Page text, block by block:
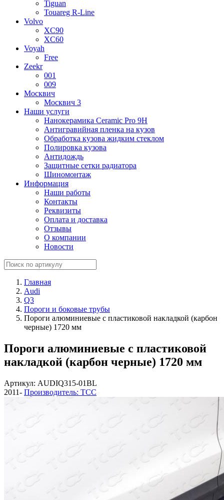
Tiguan
Touareg R-Line
Volvo
XC90
XC60
Voyah
Free
Zeekr
001
009
Москвич
Москвич 3
Наши услуги
Нанокерамика Ceramic Pro 9H
Антигравийная пленка на кузов
Обработка кузова жидким стеклом
Полировка кузова
Антидождь
Защитные сетки радиатора
Шиномонтаж
Информация
Наши работы
Контакты
Реквизиты
Оплата и доставка
Отзывы
О компании
Новости
Главная
Audi
Q3
Пороги и боковые трубы
Пороги алюминиевые с пластиковой накладкой (карбон
черные) 1720 мм
Пороги алюминиевые с пластиковой
накладкой (карбон черные) 1720 мм
Артикул: AUDIQ315-01BL
2011- Производитель: ТСС